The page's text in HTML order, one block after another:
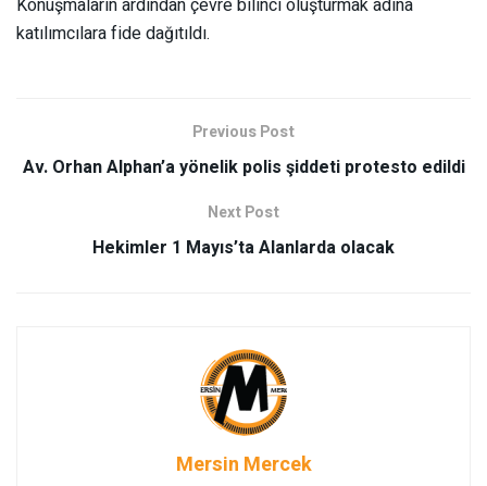
katılımcılara fide dağıtıldı.
Previous Post
Av. Orhan Alphan’a yönelik polis şiddeti protesto edildi
Next Post
Hekimler 1 Mayıs’ta Alanlarda olacak
Mersin Mercek